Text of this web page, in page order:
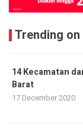
Trending
14 Kecamatan
Barat
17 December 2020